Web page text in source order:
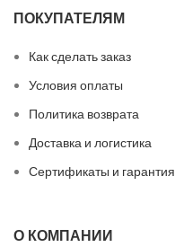
ПОКУПАТЕЛЯМ
Как сделать заказ
Условия оплаты
Политика возврата
Доставка и логистика
Сертификаты и гарантия
О КОМПАНИИ